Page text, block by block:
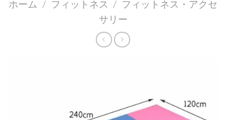
ホーム / フィットネス / フィットネス・アクセ
サリー